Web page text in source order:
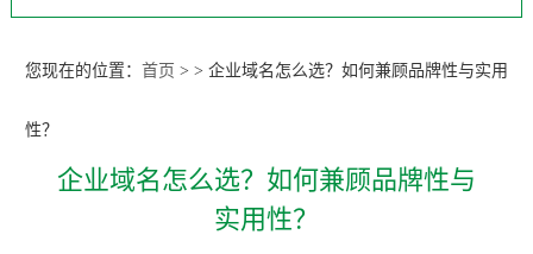
您现在的位置： 首页 > > 企业域名怎么选？如何兼顾品牌性与实用
性？
企业域名怎么选？如何兼顾品牌性与
实用性？